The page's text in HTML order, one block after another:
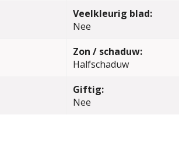
Veelkleurig blad:
Nee
Zon / schaduw:
Halfschaduw
Giftig:
Nee